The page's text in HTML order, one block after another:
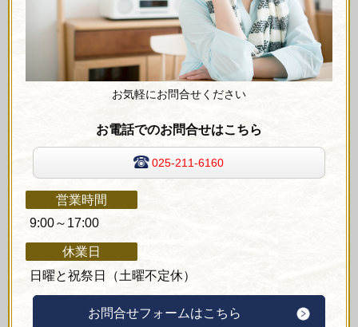
お気軽にお問合せください
お電話でのお問合せはこちら
025-211-6160
営業時間
9:00～17:00
休業日
日曜と祝祭日（土曜不定休）
お問合せフォームはこちら